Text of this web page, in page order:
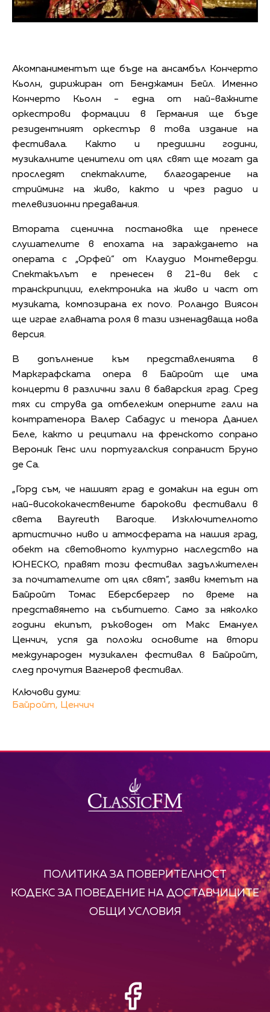
Акомпаниментът ще бъде на ансамбъл Кончерто
Кьолн, дирижиран от Бенджамин Бейл. Именно
Кончерто Кьолн - една от най-важните
оркестрови формации в Германия ще бъде
резидентният оркестър в това издание на
фестивала. Както и предишни години,
музикалните ценители от цял ​​свят ще могат да
проследят спектаклите, благодарение на
стрийминг на живо, както и чрез радио и
телевизионни предавания.
Втората сценична постановка ще пренесе
слушателите в епохата на зараждането на
операта с „Орфей“ от Клаудио Монтеверди.
Спектакълът е пренесен в 21-ви век с
транскрипции, електроника на живо и част от
музиката, композирана ex novo. Роландо Виясон
ще играе главната роля в тази изненадваща нова
версия.
В допълнение към представленията в
Маркграфската опера в Байройт ще има
концерти в различни зали в баварския град. Сред
тях си струва да отбележим оперните гали на
контратенора Валер Сабадус и тенора Даниел
Беле, както и рецитали на френското сопрано
Вероник Генс или португалския сопранист Бруно
де Са.
„Горд съм, че нашият град е домакин на един от
най-висококачествените барокови фестивали в
света Bayreuth Baroque. Изключителното
артистично ниво и атмосферата на нашия град,
обект на световното културно наследство на
ЮНЕСКО, правят този фестивал задължителен
за почитателите от цял ​​свят”, заяви кметът на
Байройт Томас Еберсбергер по време на
представянето на събитието. Само за няколко
години екипът, ръководен от Макс Емануел
Ценчич, успя да положи основите на втори
международен музикален фестивал в Байройт,
след прочутия Вагнеров фестивал.
Ключови думи:
Байройт, Ценчич
ПОЛИТИКА ЗА ПОВЕРИТЕЛНОСТ
КОДЕКС ЗА ПОВЕДЕНИЕ НА ДОСТАВЧИЦИТЕ
ОБЩИ УСЛОВИЯ